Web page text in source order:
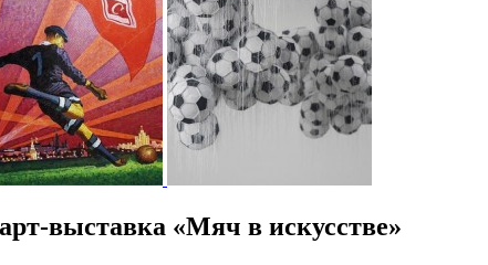
выставка «Мяч в искусстве»